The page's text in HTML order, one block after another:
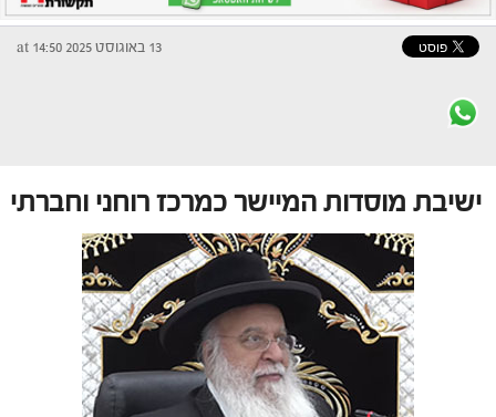
13 באוגוסט 2025 at 14:50
ישיבת מוסדות המיישר כמרכז רוחני וחברתי